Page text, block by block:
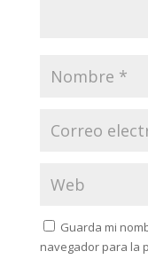
Guarda mi
navegador para la